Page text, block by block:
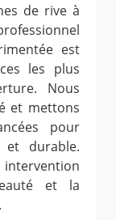
de rive à
est
les plus
Nous
et mettons
pour
et durable.
intervention
et la